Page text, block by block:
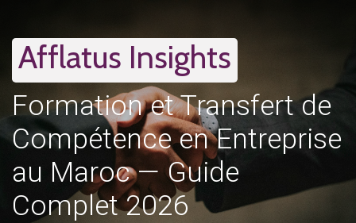
Afflatus Insights
Formation et Transfert de
Compétence en Entreprise
au Maroc — Guide
Complet 2026